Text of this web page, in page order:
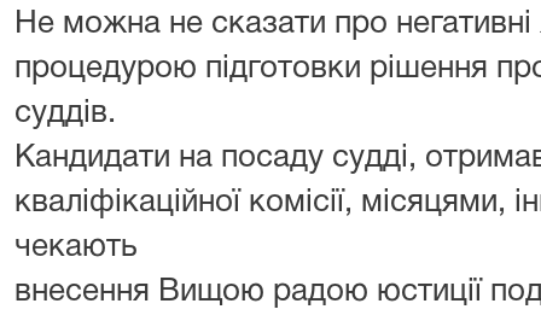
Не можна не сказати про негативні
процедурою підготовки рішення
суддів.
Кандидати на посаду судді,
кваліфікаційної комісії, місяцями,
чекають
внесення Вищою радою юстиції